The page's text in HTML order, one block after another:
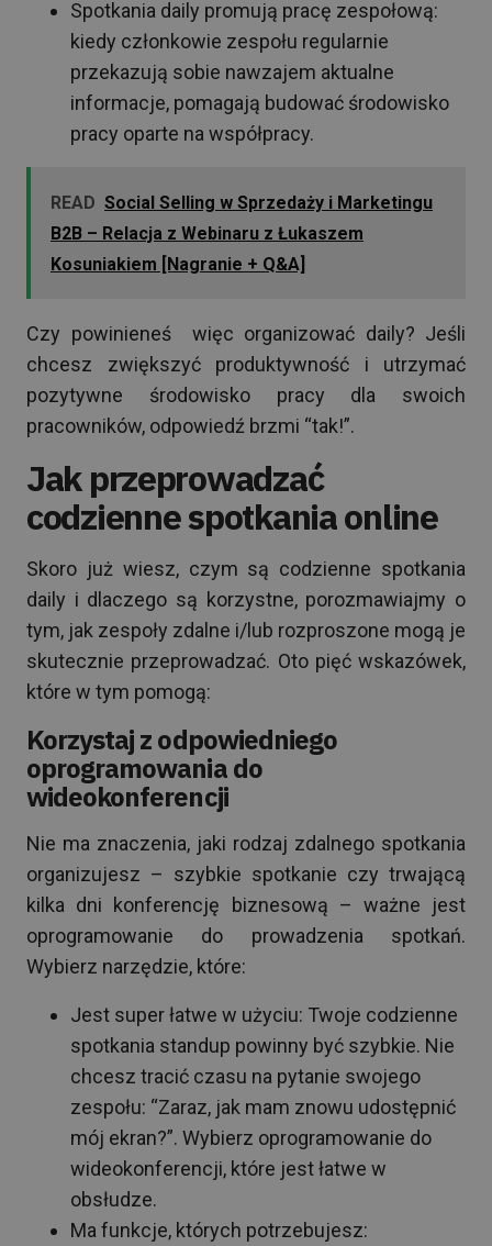
Spotkania daily promują pracę zespołową:
kiedy członkowie zespołu regularnie
przekazują sobie nawzajem aktualne
informacje, pomagają budować środowisko
pracy oparte na współpracy.
READ Social Selling w Sprzedaży i Marketingu
B2B – Relacja z Webinaru z Łukaszem
Kosuniakiem [Nagranie + Q&A]
Czy powinieneś więc organizować daily? Jeśli
chcesz zwiększyć produktywność i utrzymać
pozytywne środowisko pracy dla swoich
pracowników, odpowiedź brzmi “tak!”.
Jak przeprowadzać
codzienne spotkania online
Skoro już wiesz, czym są codzienne spotkania
daily i dlaczego są korzystne, porozmawiajmy o
tym, jak zespoły zdalne i/lub rozproszone mogą je
skutecznie przeprowadzać. Oto pięć wskazówek,
które w tym pomogą:
Korzystaj z odpowiedniego
oprogramowania do
wideokonferencji
Nie ma znaczenia, jaki rodzaj zdalnego spotkania
organizujesz – szybkie spotkanie czy trwającą
kilka dni konferencję biznesową – ważne jest
oprogramowanie do prowadzenia spotkań.
Wybierz narzędzie, które:
Jest super łatwe w użyciu: Twoje codzienne
spotkania standup powinny być szybkie. Nie
chcesz tracić czasu na pytanie swojego
zespołu: “Zaraz, jak mam znowu udostępnić
mój ekran?”. Wybierz oprogramowanie do
wideokonferencji, które jest łatwe w
obsłudze.
Ma funkcje, których potrzebujesz: